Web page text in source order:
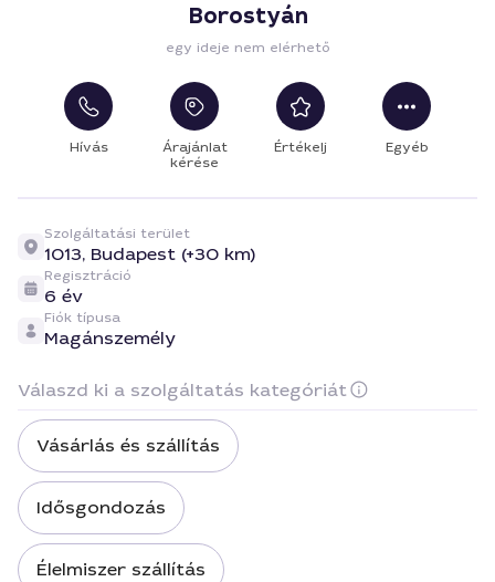
Borostyán
egy ideje nem elérhető
Hívás
Árajánlat
kérése
Értékelj Egyéb
Szolgáltatási terület
1013, Budapest (+30 km)
Regisztráció
6 év
Fiók típusa
Magánszemély
Válaszd ki a szolgáltatás kategóriát
Vásárlás és szállítás
Idősgondozás
Élelmiszer szállítás